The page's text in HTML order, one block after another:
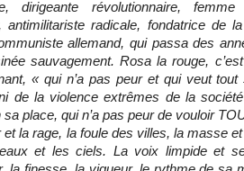
dirigeante révolutionnaire,
antimilitariste radicale, fondatrice de
allemand, qui passa des
sauvagement. Rosa la rouge,
« qui n’a pas peur et qui veut
de la violence extrêmes de la
place, qui n’a pas peur de vouloir
et la rage, la foule des villes, la masse
et les ciels. La voix limpide et